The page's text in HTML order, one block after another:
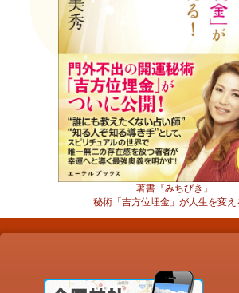
著書『みちびき』
秘術「吉方位埋金」が人生を変え